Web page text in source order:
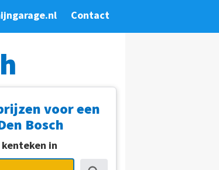
Contact
voor een
Bosch
in